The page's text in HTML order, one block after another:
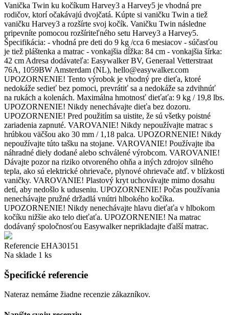
Vanička Twin ku kočíkum Harvey3 a Harvey5 je vhodná pre
rodičov, ktorí očakávajú dvojčatá. Kúpte si vaničku Twin a tiež
vaničku Harvey3 a rozšírte svoj kočík. Vaničku Twin následne
pripevníte pomocou rozšíriteľného setu Harvey3 a Harvey5.
Špecifikácia: - vhodná pre deti do 9 kg /cca 6 mesiacov - súčasťou
je tiež pláštenka a matrac - vonkajšia dĺžka: 84 cm - vonkajšia šírka:
42 cm Adresa dodávateľa: Easywalker BV, Generaal Vetterstraat
76A, 1059BW Amsterdam (NL), hello@easywalker.com
UPOZORNENIE! Tento výrobok je vhodný pre dieťa, ktoré
nedokáže sedieť bez pomoci, prevrátiť sa a nedokáže sa zdvihnúť
na rukách a kolenách. Maximálna hmotnosť dieťaťa: 9 kg / 19,8 lbs.
UPOZORNENIE! Nikdy nenechávajte dieťa bez dozoru.
UPOZORNENIE! Pred použitím sa uistite, že sú všetky poistné
zariadenia zapnuté. VAROVANIE! Nikdy nepoužívajte matrac s
hrúbkou väčšou ako 30 mm / 1,18 palca. UPOZORNENIE! Nikdy
nepoužívajte túto tašku na stojane. VAROVANIE! Používajte iba
náhradné diely dodané alebo schválené výrobcom. VAROVANIE!
Dávajte pozor na riziko otvoreného ohňa a iných zdrojov silného
tepla, ako sú elektrické ohrievače, plynové ohrievače atď. v blízkosti
vaničky. VAROVANIE! Plastový kryt uchovávajte mimo dosahu
detí, aby nedošlo k uduseniu. UPOZORNENIE! Počas používania
nenechávajte pružné držadlá vnútri hlbokého kočíka.
UPOZORNENIE! Nikdy nenechávajte hlavu dieťaťa v hlbokom
kočíku nižšie ako telo dieťaťa. UPOZORNENIE! Na matrac
dodávaný spoločnosťou Easywalker neprikladajte ďalší matrac.
Referencie EHA30151
Na sklade 1 ks
Špecifické referencie
Nateraz nemáme žiadne recenzie zákazníkov.